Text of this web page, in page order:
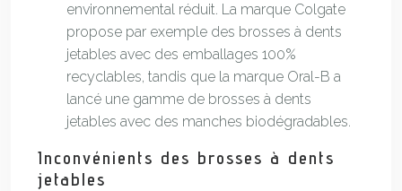
environnemental réduit. La marque Colgate
propose par exemple des brosses à dents
jetables avec des emballages 100%
recyclables, tandis que la marque Oral-B a
lancé une gamme de brosses à dents
jetables avec des manches biodégradables.
Inconvénients des brosses à dents
jetables